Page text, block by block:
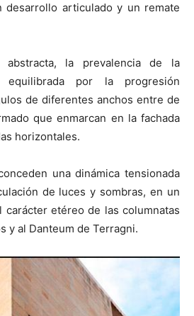
desarrollo articulado y un remate
abstracta, la prevalencia de la
por la progresión
de diferentes anchos entre de
que enmarcan en la fachada
horizontales.
una dinámica tensionada
de luces y sombras, en un
etéreo de las columnatas
y al Danteum de Terragni.